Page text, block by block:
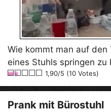
Wie kommt man auf den
eines Stuhls springen zu
1,90/5 (10 Votes)
Prank mit Bürostuhl